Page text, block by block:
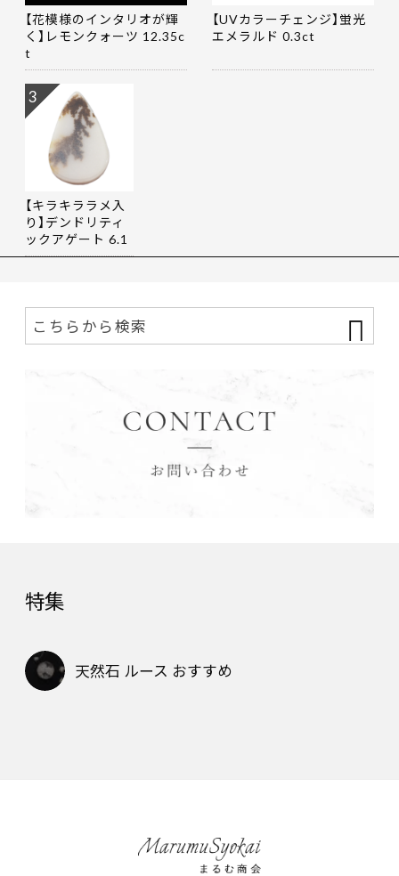
【花模様のインタリオが輝
く】レモンクォーツ 12.35c
t
【UVカラーチェンジ】蛍光
エメラルド 0.3ct
【キラキララメ入
り】デンドリティ
ックアゲート 6.1
9ct
3
特集
天然石 ルース おすすめ